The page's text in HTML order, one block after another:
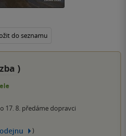
do seznamu
)
17. 8. předáme dopravci
)